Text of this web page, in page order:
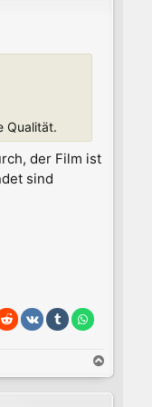
Qualität.
der Film ist
sind
a
c